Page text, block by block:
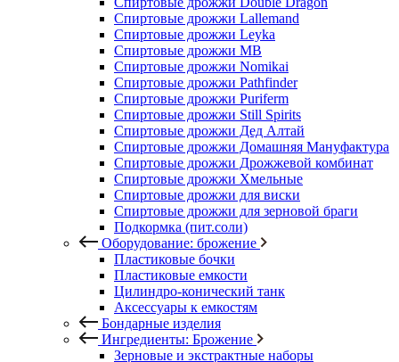
Спиртовые дрожжи Lallemand
Спиртовые дрожжи Leyka
Спиртовые дрожжи MB
Спиртовые дрожжи Nomikai
Спиртовые дрожжи Pathfinder
Спиртовые дрожжи Puriferm
Спиртовые дрожжи Still Spirits
Спиртовые дрожжи Дед Алтай
Спиртовые дрожжи Домашняя Мануфактура
Спиртовые дрожжи Дрожжевой комбинат
Спиртовые дрожжи Хмельные
Спиртовые дрожжи для виски
Спиртовые дрожжи для зерновой браги
Подкормка (пит.соли)
Оборудование: брожение
Пластиковые бочки
Пластиковые емкости
Цилиндро-конический танк
Аксессуары к емкостям
Бондарные изделия
Ингредиенты: Брожение
Зерновые и экстрактные наборы